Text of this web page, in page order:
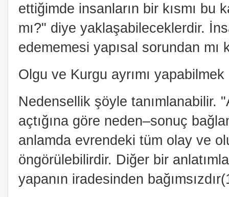
ettiğimde insanların bir kısmı
mı?" diye yaklaşabileceklerdir.
edememesi yapısal sorundan mı
Olgu ve Kurgu ayrımı
Nedensellik şöyle tanımlanabilir.
açtığına göre neden–sonuç
anlamda evrendeki tüm olay ve
öngörülebilirdir. Diğer bir
yapanın iradesinden